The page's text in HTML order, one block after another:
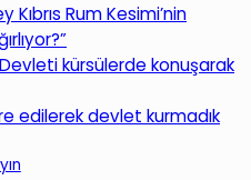
Rum Kesimi’nin
kürsülerde konuşarak
edilerek devlet kurmadık